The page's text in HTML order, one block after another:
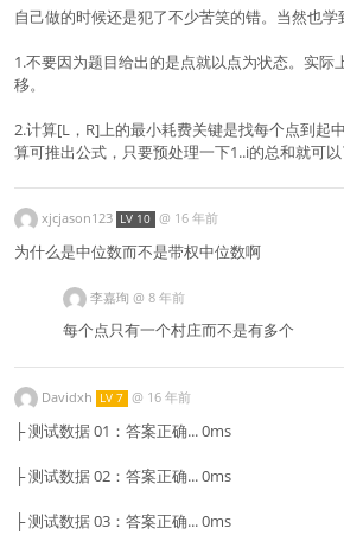
自己做的时候还是犯了不少苦笑的错。当然也学
1.不要因为题目给出的是点就以点为状态。实际
移。
2.计算[L，R]上的最小耗费关键是找每个点到起
算可推出公式，只要预处理一下1..i的总和就可以
xjcjason123 LV 10 @ 16 年前
为什么是中位数而不是带权中位数啊
李嘉珣 @ 8 年前
每个点只有一个村庄而不是有多个
Davidxh LV 7 @ 16 年前
├ 测试数据 01：答案正确... 0ms
├ 测试数据 02：答案正确... 0ms
├ 测试数据 03：答案正确... 0ms